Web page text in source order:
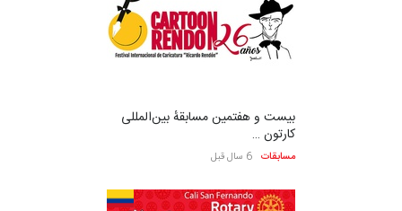
بیست و هفتمین مسابقهٔ بین‌المللی
کارتون …
مسابقات 6 سال قبل